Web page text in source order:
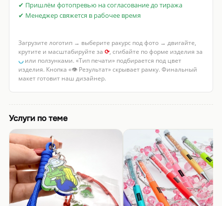
✔ Пришлём фотопревью на согласование до тиража
✔ Менеджер свяжется в рабочее время
Загрузите логотип → выберите ракурс под фото → двигайте,
крутите и масштабируйте за ⟳, сгибайте по форме изделия за
◡или ползунками. «Тип печати» подбирается под цвет
изделия. Кнопка «👁 Результат» скрывает рамку. Финальный
макет готовит наш дизайнер.
Услуги по теме